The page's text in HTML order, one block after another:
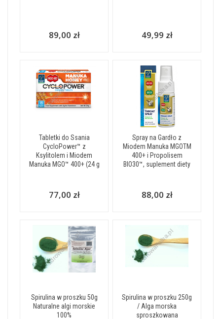
89,00 zł 49,99 zł
Tabletki do Ssania
CycloPower™ z
Ksylitolem i Miodem
Manuka MGO™ 400+ (24 g
77,00 zł
Spray na Gardło z
Miodem Manuka MGOTM
400+ i Propolisem
BIO30™, suplement diety
88,00 zł
Spirulina w proszku 50g
Naturalne algi morskie
100%
Spirulina w proszku 250g
/ Alga morska
sproszkowana